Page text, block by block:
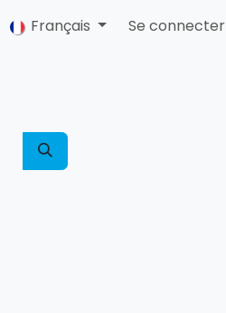
Français Se connecter